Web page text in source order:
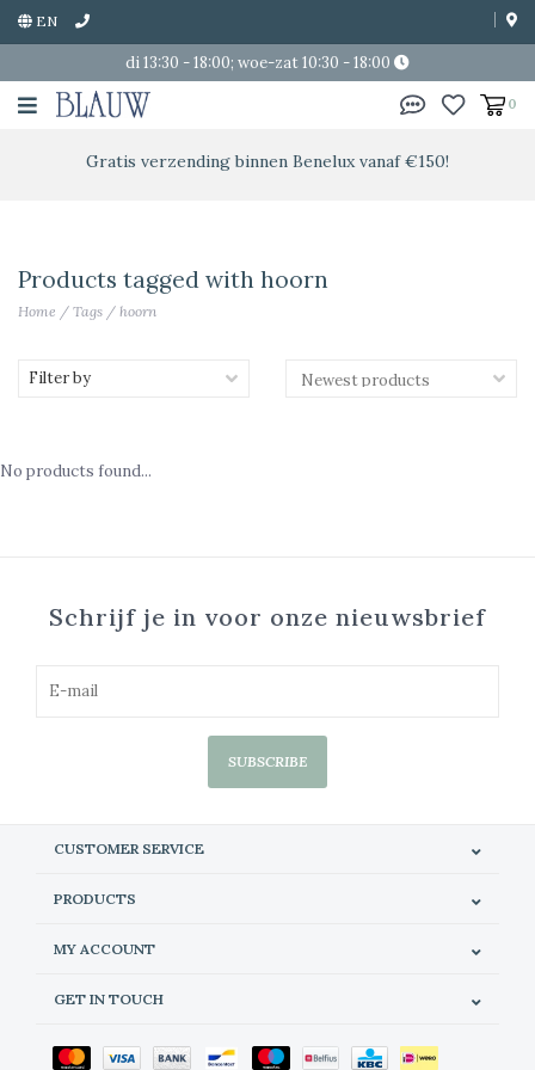
EN
di 13:30 - 18:00; woe-zat 10:30 - 18:00
0
Gratis verzending binnen Benelux vanaf €150!
Products tagged with hoorn
Home / Tags / hoorn
Filter by
No products found...
Schrijf je in voor onze nieuwsbrief
SUBSCRIBE
CUSTOMER SERVICE
PRODUCTS
MY ACCOUNT
GET IN TOUCH